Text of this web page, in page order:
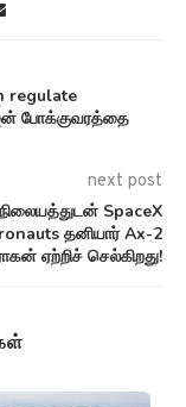
regulate
போக்குவரத்தை
next post
SpaceX
தனியார் Ax-2
ஏற்றிச் செல்கிறது!